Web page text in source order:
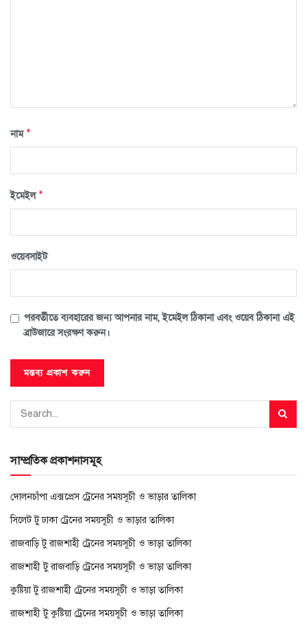
নাম*
ইমেইল*
ওয়েবসাইট
পরবর্তীতে ব্যবহারের জন্য আপনার নাম, ইমেইল ঠিকানা এবং ওয়েব ঠিকানা এই
ব্রাউজারে সংরক্ষণ করুন।
সাম্প্রতিক প্রকাশনাসমূহ
দোলনচাঁপা এক্সপ্রেস ট্রেনের সময়সূচী ও ভাড়ার তালিকা
সিলেট টু ঢাকা ট্রেনের সময়সূচী ও ভাড়ার তালিকা
রাজবাড়ি টু রাজশাহী ট্রেনের সময়সূচী ও ভাড়া তালিকা
রাজশাহী টু রাজবাড়ি ট্রেনের সময়সূচী ও ভাড়া তালিকা
কুষ্টিয়া টু রাজশাহী ট্রেনের সময়সূচী ও ভাড়া তালিকা
রাজশাহী টু কুষ্টিয়া ট্রেনের সময়সূচী ও ভাড়া তালিকা